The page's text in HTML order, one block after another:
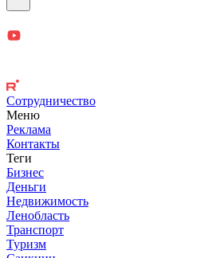
Сотрудничество
Меню
Реклама
Контакты
Теги
Бизнес
Деньги
Недвижимость
Ленобласть
Транспорт
Туризм